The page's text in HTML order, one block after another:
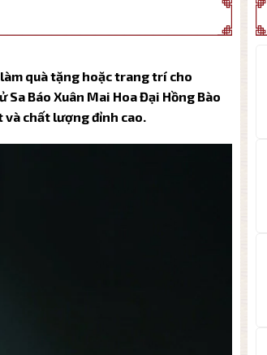
quà tặng hoặc trang trí cho
Báo Xuân Mai Hoa Đại Hồng Bào
chất lượng đỉnh cao.